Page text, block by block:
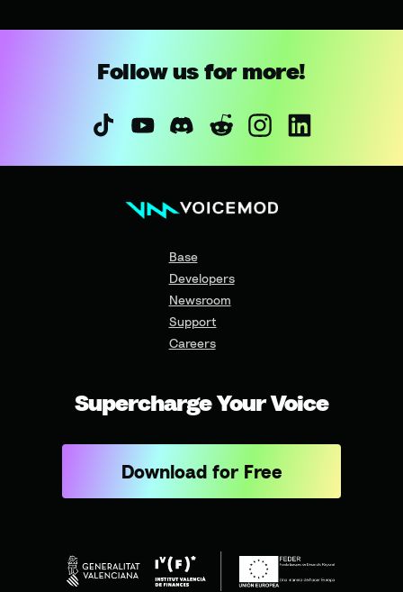
Follow us for more!
Base
Developers
Newsroom
Support
Careers
Supercharge Your Voice
Download for Free